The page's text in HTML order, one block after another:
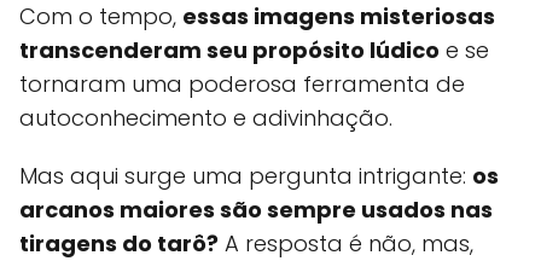
Com o tempo, essas imagens misteriosas
transcenderam seu propósito lúdico e se
tornaram uma poderosa ferramenta de
autoconhecimento e adivinhação.
Mas aqui surge uma pergunta intrigante: os
arcanos maiores são sempre usados nas
tiragens do tarô? A resposta é não, mas,